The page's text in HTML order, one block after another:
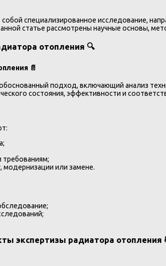
специализированное исследование,
статье рассмотрены научные основы,
отопления 🔍
📄
подход, включающий анализ
состояния, эффективности и
требованиям;
или замене.
экспертизы радиатора отопления